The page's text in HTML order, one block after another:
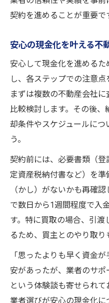
契約を進めることが重要で
安心の現金化を叶える不
安心して現金化を進める
し、各ステップでの注意点
まずは複数の不動産会社
比較検討します。その後
却条件やスケジュールにつ
う。
契約前には、必要書類（
定資産税納付書など）を
（かし）がないかも再確
で数日から1週間程度で入
す。特に買取の場合、引
るため、買主とのやり取り
「思ったよりも早く資金
安があったが、業者のサポ
という体験談も寄せられ
業者選びが安心の現金化に